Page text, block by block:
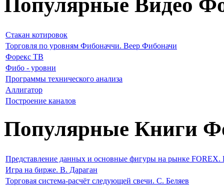
Стакан котировок
Торговля по уровням Фибоначчи. Веер Фибоначи
Форекс ТВ
Фибо - уровни
Программы технического анализа
Аллигатор
Построение каналов
Популярные Книги
Представление данных и основные фигуры на рынке
Игра на бирже. В. Дараган
Торговая система-расчёт следующей свечи. С. Беляев